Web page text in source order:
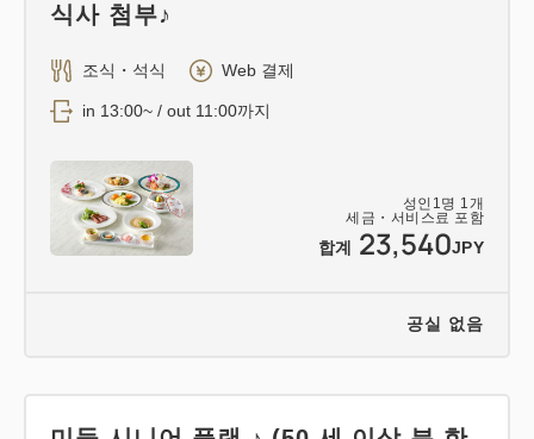
성인 1명 1개
세금・서비스료 포함
합계 23,540JPY
식사 첨부♪
조식・석식 Web 결제
in 13:00~ / out 11:00까지
공실 없음